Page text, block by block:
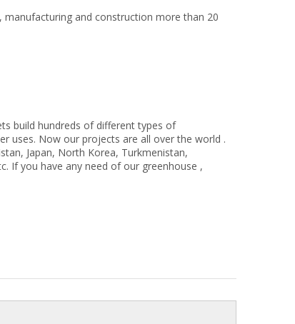
manufacturing and construction more than 20
build hundreds of different types of
uses. Now our projects are all over the world .
Japan, North Korea, Turkmenistan,
If you have any need of our greenhouse ,